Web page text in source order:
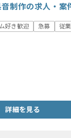
音制作の求人・案
好き歓迎 急募 従
詳細を見る